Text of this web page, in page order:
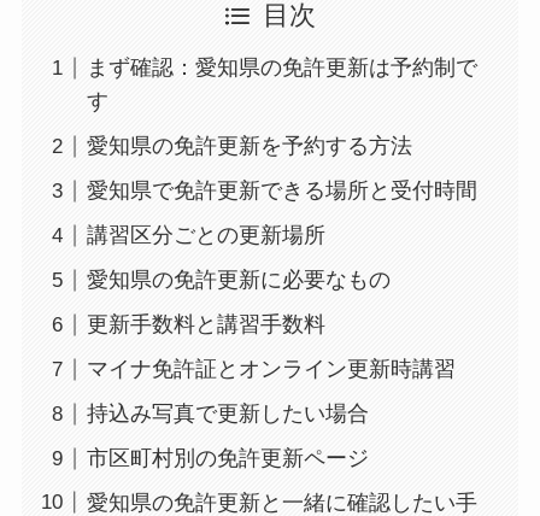
目次
まず確認：愛知県の免許更新は予約制で
す
愛知県の免許更新を予約する方法
愛知県で免許更新できる場所と受付時間
講習区分ごとの更新場所
愛知県の免許更新に必要なもの
更新手数料と講習手数料
マイナ免許証とオンライン更新時講習
持込み写真で更新したい場合
市区町村別の免許更新ページ
愛知県の免許更新と一緒に確認したい手